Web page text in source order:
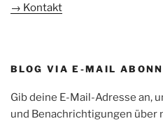
→ Kontakt
BLOG VIA E-MAIL
Gib deine E-Mail-Adresse an,
und Benachrichtigungen über